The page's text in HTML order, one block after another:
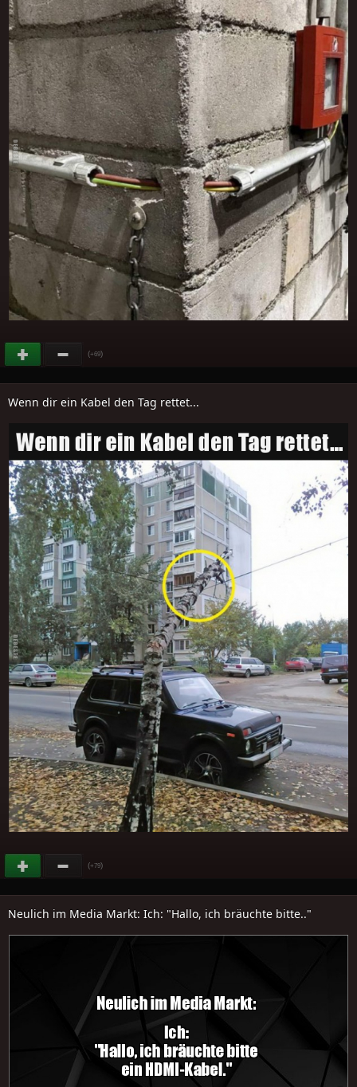
(+69)
Wenn dir ein Kabel den Tag rettet...
(+79)
Neulich im Media Markt: Ich: "Hallo, ich bräuchte bitte.."